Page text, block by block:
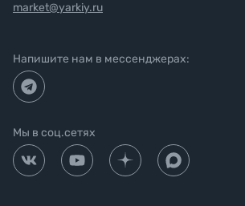
market@yarkiy.ru
Напишите нам в мессенджерах:
Мы в соц.сетях